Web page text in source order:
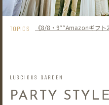
TOPICS 《8/8・9**Amazonギフト
LUSCIOUS GARDEN
PARTY STYLE